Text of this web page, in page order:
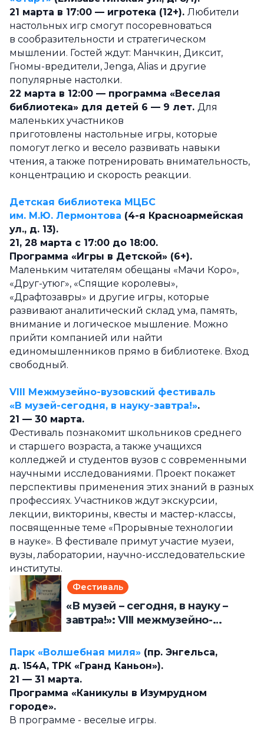
21 марта в 17:00 — игротека (12+). Любители
настольных игр смогут посоревноваться
в сообразительности и стратегическом
мышлении. Гостей ждут: Манчкин, Диксит,
Гномы-вредители, Jenga, Alias и другие
популярные настолки.
22 марта в 12:00 — программа «Веселая
библиотека» для детей 6 — 9 лет. Для
маленьких участников
приготовлены настольные игры, которые
помогут легко и весело развивать навыки
чтения, а также потренировать внимательность,
концентрацию и скорость реакции.
Детская библиотека МЦБС
им. М.Ю. Лермонтова (4-я Красноармейская
ул., д. 13).
21, 28 марта с 17:00 до 18:00.
Программа «Игры в Детской» (6+).
Маленьким читателям обещаны «Мачи Коро»,
«Друг-утюг», «Спящие королевы»,
«Драфтозавры» и другие игры, которые
развивают аналитический склад ума, память,
внимание и логическое мышление. Можно
прийти компанией или найти
единомышленников прямо в библиотеке. Вход
свободный.
VIII Межмузейно-вузовский фестиваль
«В музей-сегодня, в науку-завтра!».
21 — 30 марта.
Фестиваль познакомит школьников среднего
и старшего возраста, а также учащихся
колледжей и студентов вузов с современными
научными исследованиями. Проект покажет
перспективы применения этих знаний в разных
профессиях. Участников ждут экскурсии,
лекции, викторины, квесты и мастер-классы,
посвященные теме «Прорывные технологии
в науке». В фестивале примут участие музеи,
вузы, лаборатории, научно-исследовательские
институты.
Фестиваль
«В музей – сегодня, в науку –
завтра!»: VIII межмузейно-
Парк «Волшебная миля» (пр. Энгельса,
д. 154А, ТРК «Гранд Каньон»).
21 — 31 марта.
Программа «Каникулы в Изумрудном
городе».
В программе - веселые игры.